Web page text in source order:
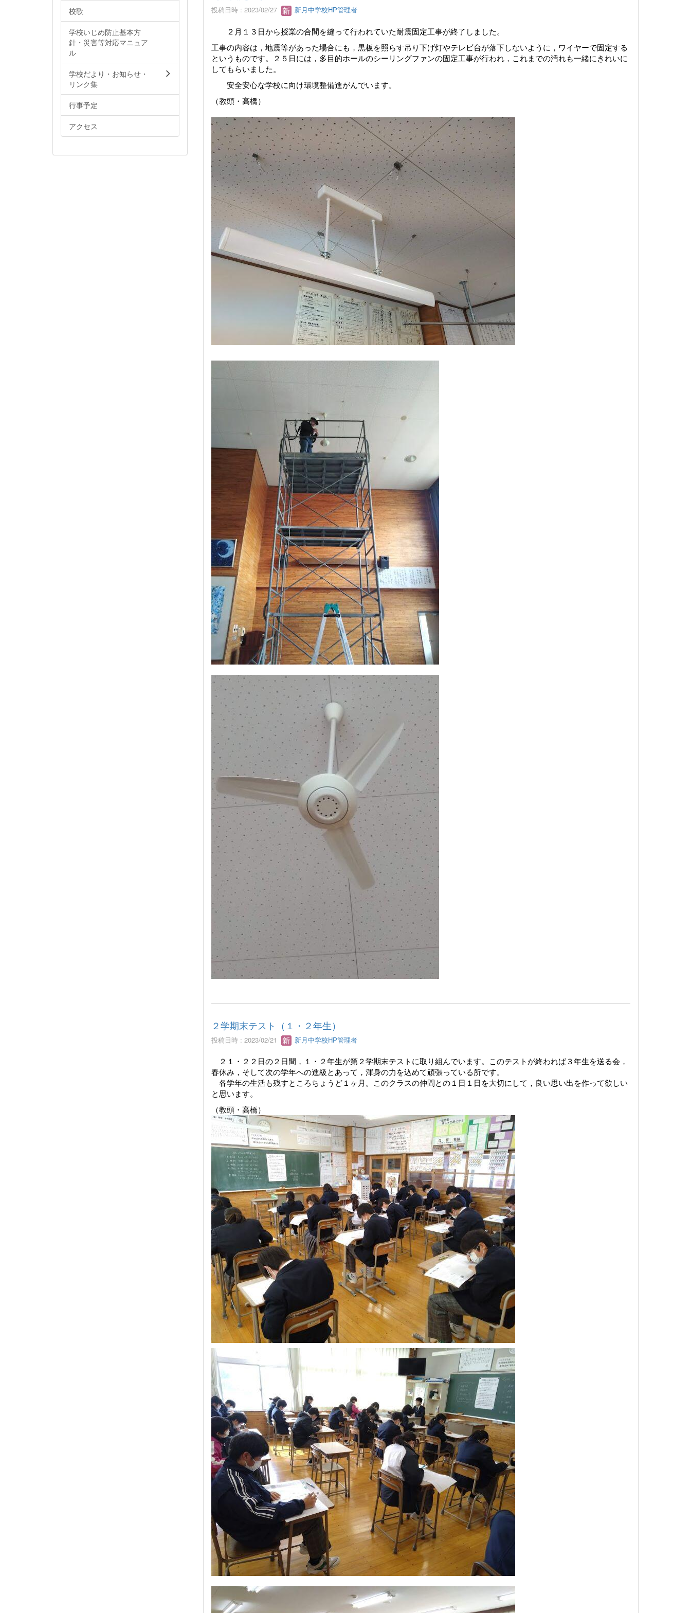
投稿日時 : 2023/02/27 新月中学校HP管理者
２月１３日から授業の合間を縫って行われていた耐震固定工事が終了しました。
工事の内容は，地震等があった場合にも，黒板を照らす吊り下げ灯やテレビ台が落下しないように，ワイヤーで固定する
というものです。２５日には，多目的ホールのシーリングファンの固定工事が行われ，これまでの汚れも一緒にきれいに
してもらいました。
安全安心な学校に向け環境整備進がんでいます。
（教頭・高橋）
２学期末テスト（１・２年生）
投稿日時 : 2023/02/21 新月中学校HP管理者
２１・２２日の２日間，１・２年生が第２学期末テストに取り組んでいます。このテストが終われば３年生を送る会，
春休み，そして次の学年への進級とあって，渾身の力を込めて頑張っている所です。
各学年の生活も残すところちょうど１ヶ月。このクラスの仲間との１日１日を大切にして，良い思い出を作って欲しい
と思います。
（教頭・高橋）
校歌
学校いじめ防止基本方
針・災害等対応マニュア
ル
学校だより・お知らせ・
リンク集
行事予定
アクセス